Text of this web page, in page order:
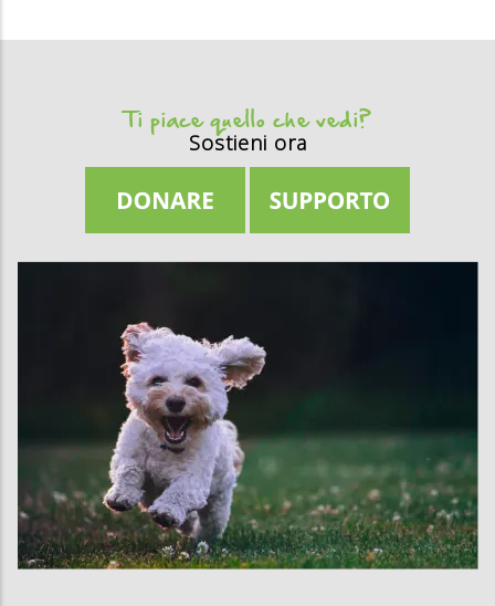
Ti piace quello che vedi?
Sostieni ora